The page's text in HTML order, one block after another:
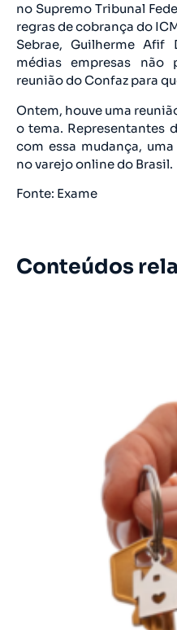
no Supremo Tribunal
regras de cobrança do
Sebrae, Guilherme Afif
médias empresas não
reunião do Confaz para
Ontem, houve uma
o tema. Representantes
com essa mudança,
no varejo online do Brasil.
Fonte: Exame
Conteúdos